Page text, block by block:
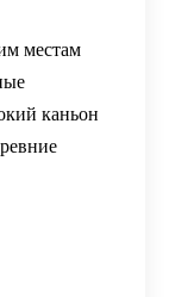
местам
каньон